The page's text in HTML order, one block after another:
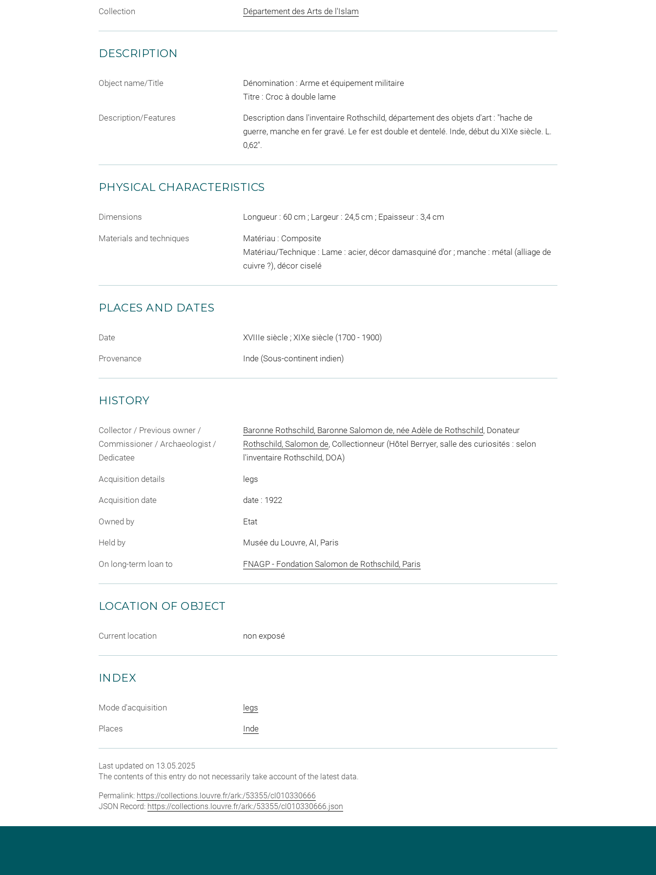
Collection Département des Arts de l'Islam
DESCRIPTION
Object name/Title
Dénomination : Arme et équipement militaire
Titre : Croc à double lame
Description/Features
Description dans l'inventaire Rothschild, département des objets d'art : "hache de
guerre, manche en fer gravé. Le fer est double et dentelé. Inde, début du XIXe siècle. L.
0,62".
PHYSICAL CHARACTERISTICS
Dimensions Longueur : 60 cm ; Largeur : 24,5 cm ; Epaisseur : 3,4 cm
Materials and techniques
Matériau : Composite
Matériau/Technique : Lame : acier, décor damasquiné d'or ; manche : métal (alliage de
cuivre ?), décor ciselé
PLACES AND DATES
Date XVIIIe siècle ; XIXe siècle (1700 - 1900)
Provenance Inde (Sous-continent indien)
HISTORY
Collector / Previous owner /
Commissioner / Archaeologist /
Dedicatee
Baronne Rothschild, Baronne Salomon de, née Adèle de Rothschild, Donateur
Rothschild, Salomon de, Collectionneur (Hôtel Berryer, salle des curiosités : selon
l'inventaire Rothschild, DOA)
Acquisition details legs
Acquisition date date : 1922
Owned by Etat
Held by Musée du Louvre, AI, Paris
On long-term loan to FNAGP - Fondation Salomon de Rothschild, Paris
LOCATION OF OBJECT
Current location non exposé
INDEX
Mode d'acquisition legs
Places Inde
Last updated on 13.05.2025
The contents of this entry do not necessarily take account of the latest data.
Permalink: https://collections.louvre.fr/ark:/53355/cl010330666
JSON Record: https://collections.louvre.fr/ark:/53355/cl010330666.json